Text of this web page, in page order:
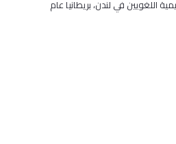
من أكاديمية اللغويين في لندن، بريطانيا عام